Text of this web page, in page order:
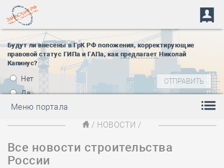
Будут ли внесены в ГрК РФ положения, корректирующие
правовой статус ГИПа и ГАПа, как предлагает Николай
Капинус?
Нет
Да
Меню портала
/ НОВОСТИ /
Все новости строительства
России